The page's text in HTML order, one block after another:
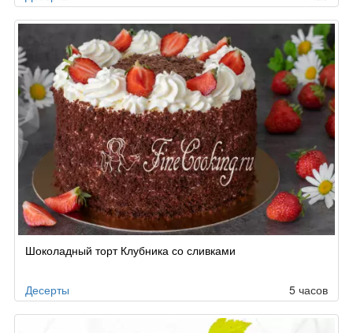
Шоколадный торт Клубника со сливками
Десерты 5 часов